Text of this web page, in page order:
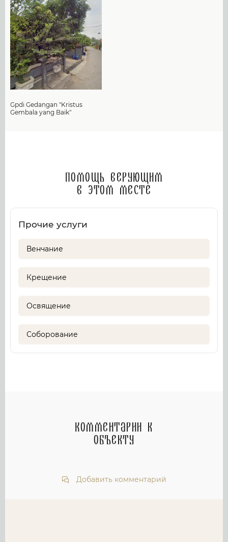
Gpdi Gedangan "Kristus
Gembala yang Baik"
Помощь верующим
в этом месте
Прочие услуги
Венчание
Крещение
Освящение
Соборование
Комментарии к
объекту
Добавить комментарий